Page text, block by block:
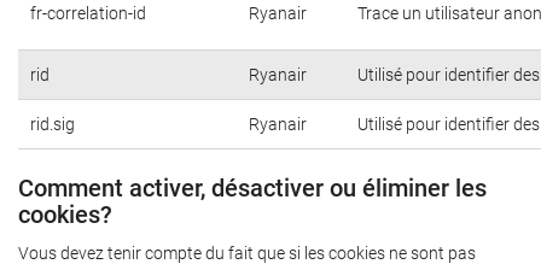
fr-correlation-id Ryanair Trace un utilisateur
rid Ryanair Utilisé pour identifier
rid.sig Ryanair Utilisé pour identifier
Comment activer, désactiver ou éliminer les
cookies?
Vous devez tenir compte du fait que si les cookies ne sont pas